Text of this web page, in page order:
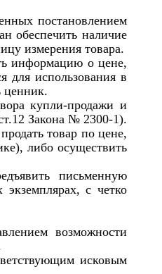
постановлением
обеспечить наличие
измерения товара.
информацию о цене,
для использования в
ценник.
купли-продажи и
Закона № 2300-1).
товар по цене,
либо осуществить
письменную
с четко
возможности
исковым